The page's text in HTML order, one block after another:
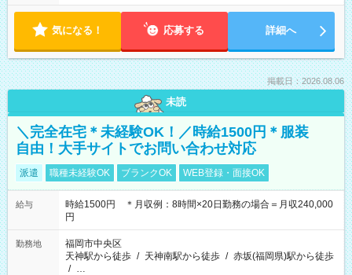
気になる！ 応募する 詳細へ
掲載日：2026.08.06
未読
＼完全在宅＊未経験OK！／時給1500円＊服装
自由！大手サイトでお問い合わせ対応
派遣 職種未経験OK ブランクOK WEB登録・面接OK
給与
時給1500円 ＊月収例：8時間×20日勤務の場合＝月収240,000
円
勤務地
福岡市中央区
天神駅から徒歩 / 天神南駅から徒歩 / 赤坂(福岡県)駅から徒歩
/ …